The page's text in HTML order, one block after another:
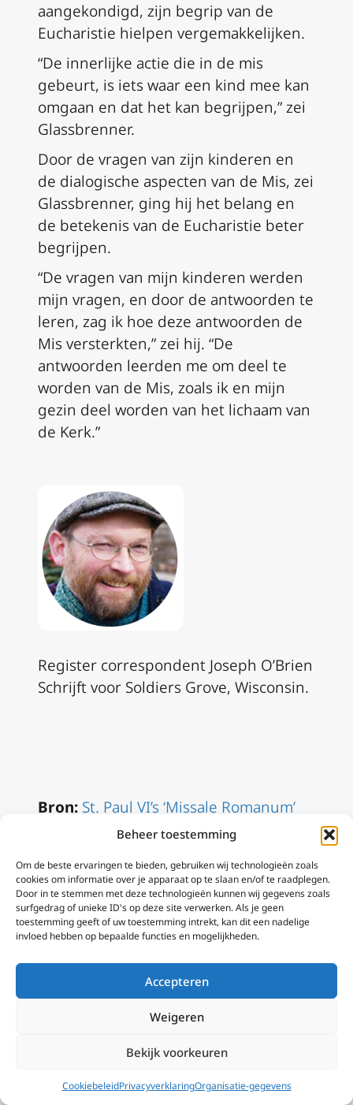
Beheer toestemming
Om de beste ervaringen te bieden, gebruiken wij technologieën zoals
cookies om informatie over je apparaat op te slaan en/of te raadplegen.
Door in te stemmen met deze technologieën kunnen wij gegevens zoals
surfgedrag of unieke ID's op deze site verwerken. Als je geen
toestemming geeft of uw toestemming intrekt, kan dit een nadelige
invloed hebben op bepaalde functies en mogelijkheden.
Accepteren
Weigeren
Bekijk voorkeuren
CookiebeleidPrivacyverklaringOrganisatie-gegevens
aangekondigd, zijn begrip van de
Eucharistie hielpen vergemakkelijken.
“De innerlijke actie die in de mis
gebeurt, is iets waar een kind mee kan
omgaan en dat het kan begrijpen,” zei
Glassbrenner.
Door de vragen van zijn kinderen en
de dialogische aspecten van de Mis, zei
Glassbrenner, ging hij het belang en
de betekenis van de Eucharistie beter
begrijpen.
“De vragen van mijn kinderen werden
mijn vragen, en door de antwoorden te
leren, zag ik hoe deze antwoorden de
Mis versterkten,” zei hij. “De
antwoorden leerden me om deel te
worden van de Mis, zoals ik en mijn
gezin deel worden van het lichaam van
de Kerk.”
Register correspondent Joseph O’Brien
Schrijft voor Soldiers Grove, Wisconsin.
Bron: St. Paul VI’s ‘Missale Romanum’
Turns 50| National Catholic Register
Voor de Nederlandse vertaling van de
instructie voor de geleidelijke
Wilt u meer lezen over recente
pogingen van liturgische
hervormingen binnen de kerk en het
Franciscus?Klik dan hierof gebruik